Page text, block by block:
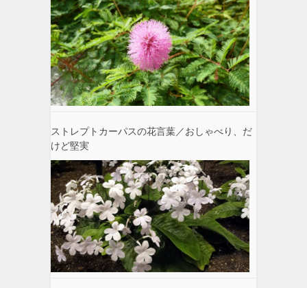
ストレプトカーパスの花言葉／おしゃべり、だ
けど堅実